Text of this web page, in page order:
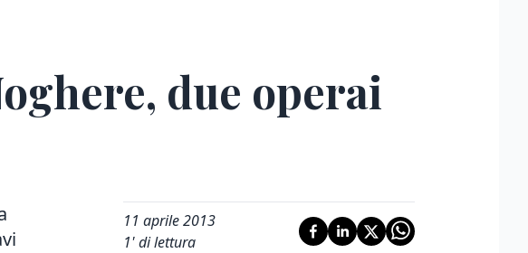
due operai
11 aprile 2013
1' di lettura